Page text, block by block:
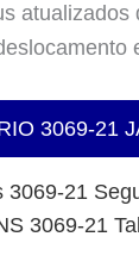
atualizados
3069-21
3069-21
3069-21